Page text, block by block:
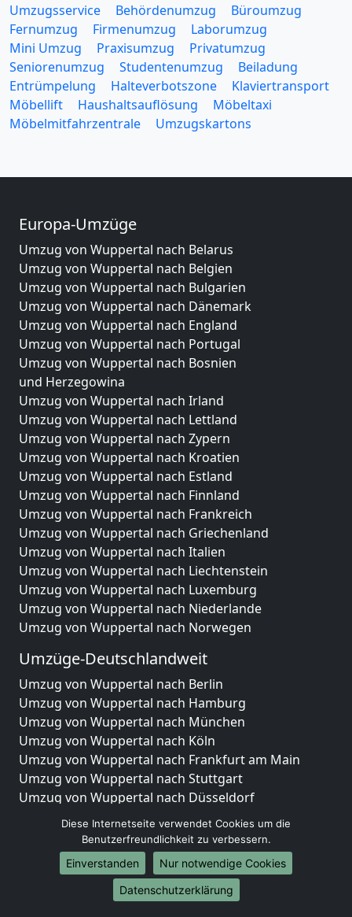
Umzugsservice Behördenumzug
Büroumzug
Fernumzug
Firmenumzug
Laborumzug
Mini Umzug
Praxisumzug
Privatumzug
Seniorenumzug
Studentenumzug
Beiladung
Entrümpelung
Halteverbotszone
Klaviertransport
Möbellift
Haushaltsauflösung
Möbeltaxi
Möbelmitfahrzentrale
Umzugskartons
Europa-Umzüge
Umzug von Wuppertal nach Belarus
Umzug von Wuppertal nach Belgien
Umzug von Wuppertal nach Bulgarien
Umzug von Wuppertal nach Dänemark
Umzug von Wuppertal nach England
Umzug von Wuppertal nach Portugal
Umzug von Wuppertal nach Bosnien
und Herzegowina
Umzug von Wuppertal nach Irland
Umzug von Wuppertal nach Lettland
Umzug von Wuppertal nach Zypern
Umzug von Wuppertal nach Kroatien
Umzug von Wuppertal nach Estland
Umzug von Wuppertal nach Finnland
Umzug von Wuppertal nach Frankreich
Umzug von Wuppertal nach Griechenland
Umzug von Wuppertal nach Italien
Umzug von Wuppertal nach Liechtenstein
Umzug von Wuppertal nach Luxemburg
Umzug von Wuppertal nach Niederlande
Umzug von Wuppertal nach Norwegen
Umzüge-Deutschlandweit
Umzug von Wuppertal nach Berlin
Umzug von Wuppertal nach Hamburg
Umzug von Wuppertal nach München
Umzug von Wuppertal nach Köln
Umzug von Wuppertal nach Frankfurt am Main
Umzug von Wuppertal nach Stuttgart
Umzug von Wuppertal nach Düsseldorf
Umzug von Wuppertal nach Leipzig
Umzug von Wuppertal nach Dortmund
Umzug von Wuppertal nach Essen
Umzug von Wuppertal nach Bremen
Umzug von Wuppertal nach Dresden
Diese Internetseite verwendet Cookies um die
Benutzerfreundlichkeit zu verbessern.
Einverstanden
Nur notwendige Cookies
Datenschutzerklärung